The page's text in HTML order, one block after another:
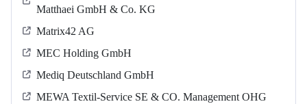
Matthaei GmbH & Co. KG
Matrix42 AG
MEC Holding GmbH
Mediq Deutschland GmbH
MEWA Textil-Service SE & CO. Management OHG